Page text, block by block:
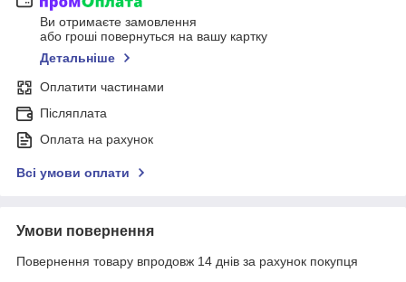
Ви отримаєте замовлення
або гроші повернуться на вашу картку
Детальніше
Оплатити частинами
Післяплата
Оплата на рахунок
Всі умови оплати
Умови повернення
Повернення товару впродовж 14 днів за рахунок покупця